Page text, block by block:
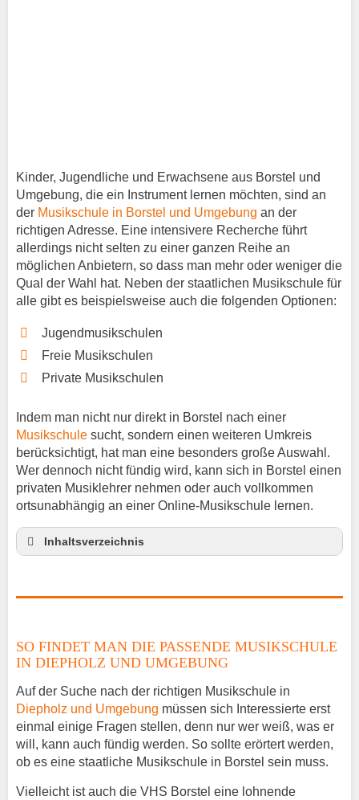
Kinder, Jugendliche und Erwachsene aus Borstel und
Umgebung, die ein Instrument lernen möchten, sind an
der Musikschule in Borstel und Umgebung an der
richtigen Adresse. Eine intensivere Recherche führt
allerdings nicht selten zu einer ganzen Reihe an
möglichen Anbietern, so dass man mehr oder weniger die
Qual der Wahl hat. Neben der staatlichen Musikschule für
alle gibt es beispielsweise auch die folgenden Optionen:
Jugendmusikschulen
Freie Musikschulen
Private Musikschulen
Indem man nicht nur direkt in Borstel nach einer
Musikschule sucht, sondern einen weiteren Umkreis
berücksichtigt, hat man eine besonders große Auswahl.
Wer dennoch nicht fündig wird, kann sich in Borstel einen
privaten Musiklehrer nehmen oder auch vollkommen
ortsunabhängig an einer Online-Musikschule lernen.
Inhaltsverzeichnis
Gitarrenunterricht Borstel
Musiklehrer Stellenangebote – Borstel
SO FINDET MAN DIE PASSENDE MUSIKSCHULE
IN DIEPHOLZ UND UMGEBUNG
Auf der Suche nach der richtigen Musikschule in
Diepholz und Umgebung müssen sich Interessierte erst
einmal einige Fragen stellen, denn nur wer weiß, was er
will, kann auch fündig werden. So sollte erörtert werden,
ob es eine staatliche Musikschule in Borstel sein muss.
Vielleicht ist auch die VHS Borstel eine lohnende